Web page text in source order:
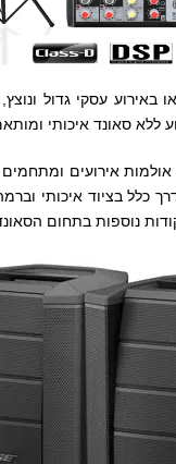
עסקי גדול
ללא סאונד איכותי
אירועים ומתחמים
בציוד איכותי
נוספות בתחום